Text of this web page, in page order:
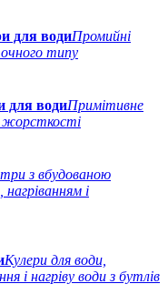
для водиПромийні
типу
для водиПримітивне
жорсткості
з вбудованою
і
Кулери для води,
і нагріву води з бутлів